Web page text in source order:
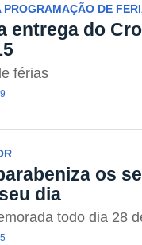
DE
entrega do
férias
os
dia
todo dia 28